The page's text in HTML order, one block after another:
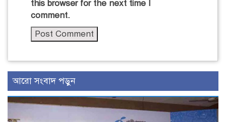
this browser for the next time I
comment.
আরো সংবাদ পড়ুন